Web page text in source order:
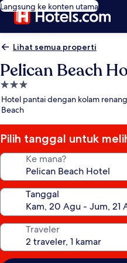
Langsung ke konten utama
Lihat semua properti
Pelican Beach
Properti
bintang
3.0
Hotel pantai dengan kolam
Beach
Pilih tanggal untuk
Ke mana?
Tanggal
Traveler